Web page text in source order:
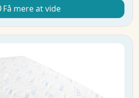
Få mere at vide